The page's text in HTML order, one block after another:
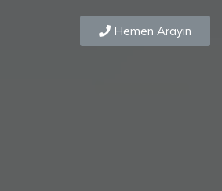
Hemen Arayın